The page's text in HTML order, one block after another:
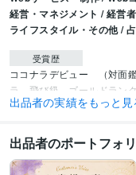
経営・マネジメント / 経営
ライフスタイル・その他 /
受賞歴
ココナラデビュー　（対面
ラ　飛び級　ゴールドラン
ラ　手相ランキング1位　取
資格・検定
手相鑑定士 取得年 : 2004
タロットリーディングマス
出品者の実績をもっと見
出品者のポートフォ